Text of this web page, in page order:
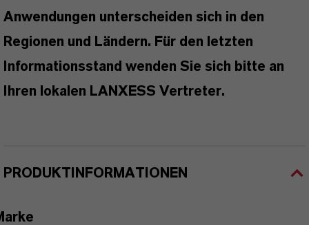
Anwendungen unterscheiden sich in den
Regionen und Ländern. Für den letzten
Informationsstand wenden Sie sich bitte an
Ihren lokalen LANXESS Vertreter.
PRODUKTINFORMATIONEN